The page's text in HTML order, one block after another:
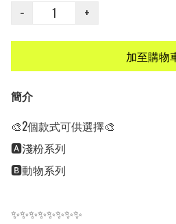
−
+
加至購物
簡介
🎨2個款式可供選擇🎨
🅰️淺粉系列
🅱️動物系列
✨✨✨✨✨✨✨✨